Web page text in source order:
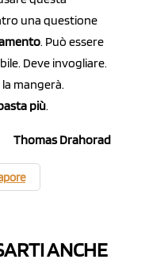
una questione
. Può essere
Deve invogliare.
mangerà.
più.
Thomas Drahorad
ANCHE